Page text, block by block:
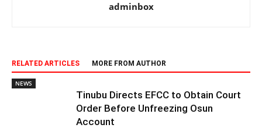
adminbox
RELATED ARTICLES MORE FROM AUTHOR
NEWS
Tinubu Directs EFCC to Obtain Court
Order Before Unfreezing Osun
Account